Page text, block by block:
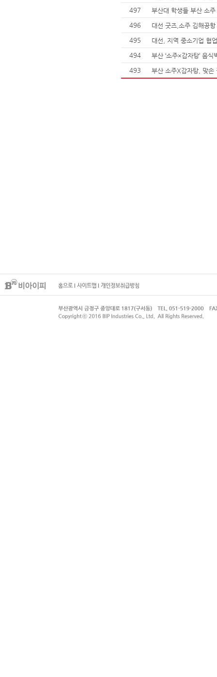
497
부산대 학생들 부산 소
496
대선 굿즈,소주 김해공
495
대선, 지역 중소기업 협
494
부산 ‘소주×감자탕’ 음
493
부산 소주X감자탕, 맞손
홈으로 I 사이트맵 I 개인정보취급방침